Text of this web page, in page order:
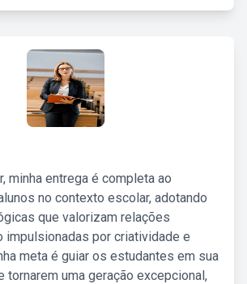
minha entrega é completa ao
no contexto escolar, adotando
que valorizam relações
impulsionadas por criatividade e
meta é guiar os estudantes em sua
tornarem uma geração excepcional,